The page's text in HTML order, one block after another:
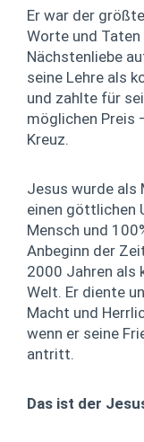
Er war der
Worte und
Nächstenliebe
seine Lehre als
und zahlte für
möglichen Preis
Kreuz.
Jesus wurde als
einen göttlichen
Mensch und
Anbeginn der
2000 Jahren als
Welt. Er diente
Macht und
wenn er seine
antritt.
Das ist der